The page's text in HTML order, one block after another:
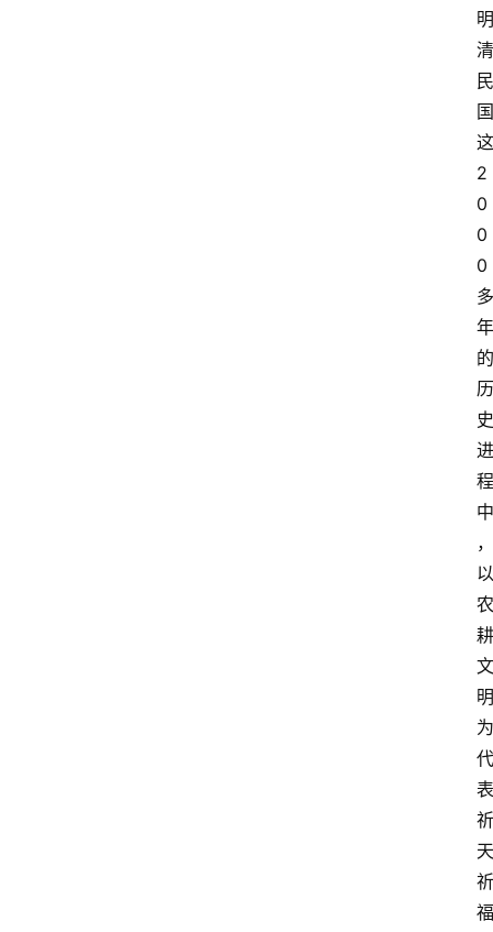
明
清
民
国
这
2
0
0
0
多
年
的
历
史
进
程
中
，
以
农
耕
文
明
为
代
表
祈
天
祈
福